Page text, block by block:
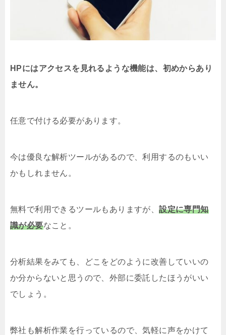
HPにはアクセスを見れるような機能は、初めからあり
ません。
任意で付ける必要があります。
今は優良な解析ツールがあるので、利用するのもいい
かもしれません。
無料で利用できるツールもありますが、設定に専門知
識が必要なこと。
分析結果をみても、どこをどのように改善していいの
か分からないと思うので、外部に委託したほうがいい
でしょう。
弊社も解析作業を行っているので、気軽に声をかけて